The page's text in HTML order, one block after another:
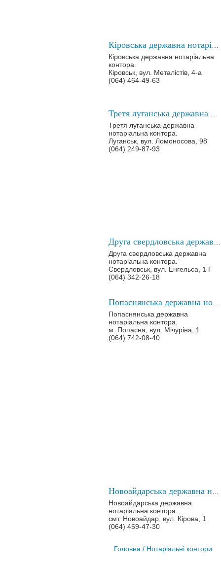
Кіровська державна нотаріальна
контора.
Кіровськ, вул. Металістів, 4-а
(064) 464-49-63
Третя луганська державна
нотаріальна контора.
Луганськ, вул. Ломоносова, 98
(064) 249-87-93
Друга свердловська державна
нотаріальна контора.
Свердловськ, вул. Енгельса, 1 Г
(064) 342-26-18
Попаснянська державна
нотаріальна контора.
м. Попасна, вул. Мічуріна, 1
(064) 742-08-40
Новоайдарська державна
нотаріальна контора.
смт. Новоайдар, вул. Кірова, 1
(064) 459-47-30
Головна / Нотаріальні контори